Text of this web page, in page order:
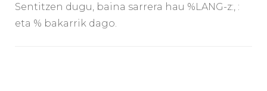
Sentitzen dugu, baina sarrera hau %LANG-z:, :
eta % bakarrik dago.